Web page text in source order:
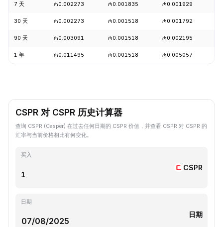
7 天 ₼0.002273 ₼0.001835 ₼0.001929
30 天 ₼0.002273 ₼0.001518 ₼0.001792
90 天 ₼0.003091 ₼0.001518 ₼0.002195
1 年 ₼0.011495 ₼0.001518 ₼0.005057
CSPR 对 CSPR 历史计算器
查询 CSPR (Casper) 在过去任何日期的 CSPR 价值，并查看 CSPR 对 CSPR 的
汇率与当前价格相比有何变化。
买入
CSPR
日期
日期